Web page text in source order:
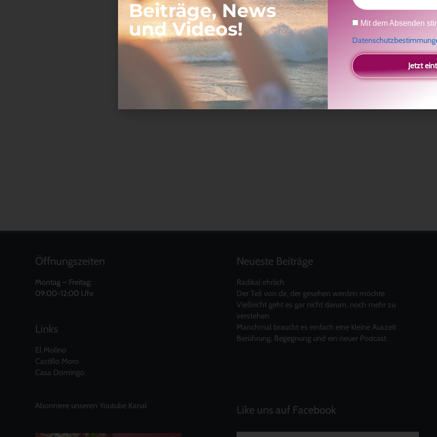
Öffnungszeiten
Montag – Freitag:
09:00-12:00 Uhr
Links
El Molino
Castillo Moro
Casa Domingo
Abonniere unseren Youtube Kanal
Neueste Beiträge
Radikal ehrlich
Der Teil von dir, der gesehen werden möchte
Vielleicht geht es gar nicht darum, noch mehr zu
verstehen
Manchmal braucht es einfach eine kleine Auszeit
Berührung, Begegnung und ein neuer Podcast
Like uns auf Facebook
Beiträge, News
und Videos!
Datenschutz
Mit dem Absenden
Jetzt